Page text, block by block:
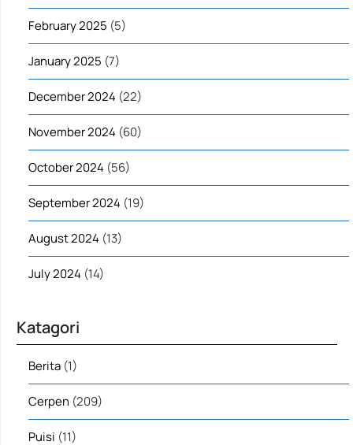
February 2025 (5)
January 2025 (7)
December 2024 (22)
November 2024 (60)
October 2024 (56)
September 2024 (19)
August 2024 (13)
July 2024 (14)
Katagori
Berita (1)
Cerpen (209)
Puisi (11)